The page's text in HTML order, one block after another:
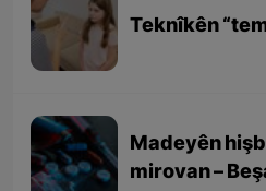
Teknîkên
Madeyên
mirovan –